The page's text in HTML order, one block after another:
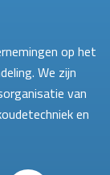
op het
We zijn
van
en